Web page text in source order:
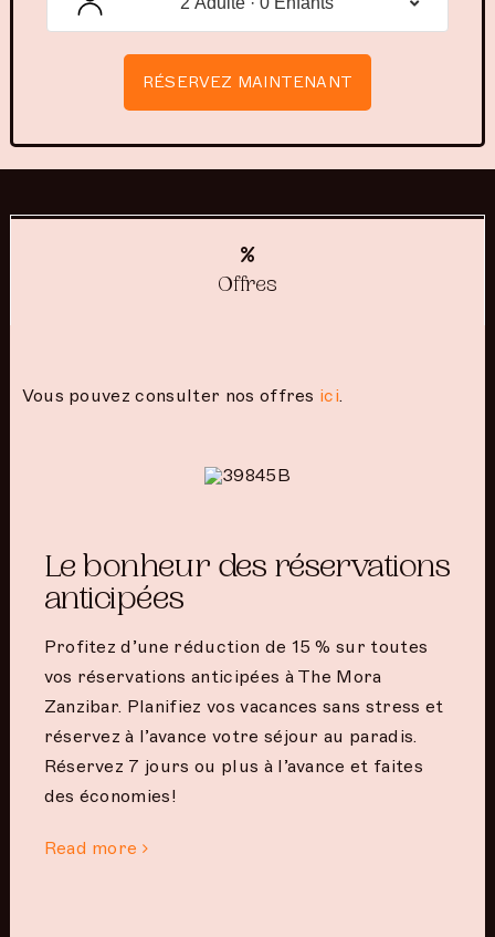
RÉSERVEZ MAINTENANT
Offres
Vous pouvez consulter nos offres ici.
Le bonheur des réservations
anticipées
Profitez d’une réduction de 15 % sur toutes
vos réservations anticipées à The Mora
Zanzibar. Planifiez vos vacances sans stress et
réservez à l’avance votre séjour au paradis.
Réservez 7 jours ou plus à l’avance et faites
des économies!
Read more